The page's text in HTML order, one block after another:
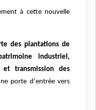
à cette nouvelle
des plantations de
industriel,
et transmission des
porte d’entrée vers